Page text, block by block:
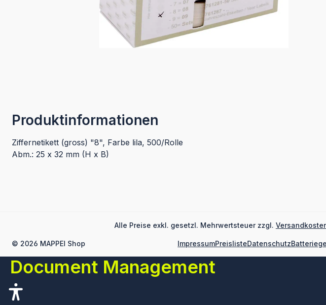
Produktinformationen
Ziffernetikett (gross) "8", Farbe lila, 500/Rolle
Abm.: 25 x 32 mm (H x B)
Alle Preise exkl. gesetzl. Mehrwertsteuer zzgl.
© 2026 MAPPEI Shop ImpressumPreislisteDatenschutz
Document Management